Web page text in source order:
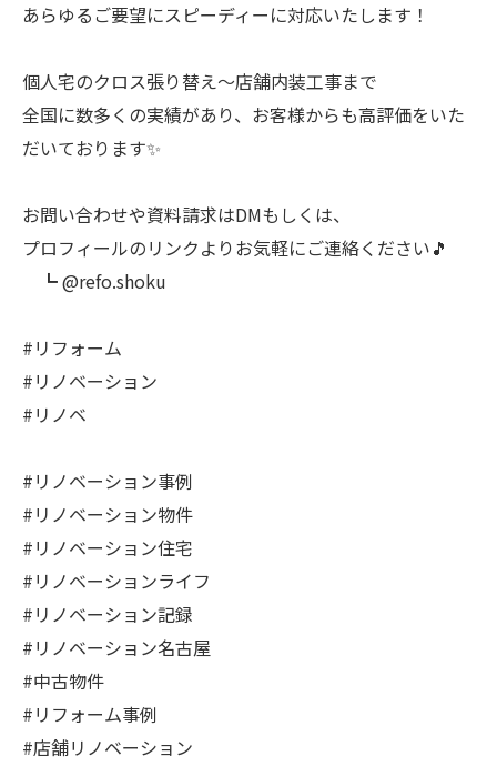
あらゆるご要望にスピーディーに対応いたします！
個人宅のクロス張り替え〜店舗内装工事まで
全国に数多くの実績があり、お客様からも高評価をいた
だいております✨
お問い合わせや資料請求はDMもしくは、
プロフィールのリンクよりお気軽にご連絡ください🎵
┗ @refo.shoku
#リフォーム
#リノベーション
#リノベ
#リノベーション事例
#リノベーション物件
#リノベーション住宅
#リノベーションライフ
#リノベーション記録
#リノベーション名古屋
#中古物件
#リフォーム事例
#店舗リノベーション